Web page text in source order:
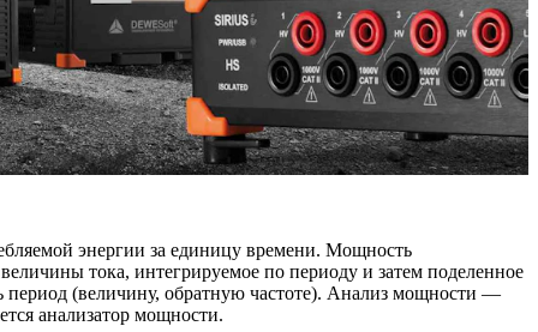
энергии за единицу времени. Мощность
тока, интегрируемое по периоду и затем поделенное
период (величину, обратную частоте). ‎Анализ мощности —
анализатор мощности.